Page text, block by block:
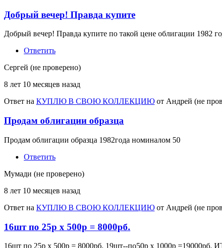
Добрый вечер! Правда купите
Добрый вечер! Правда купите по такой цене облигации 1982
Ответить
Сергей (не проверено)
8 лет 10 месяцев назад
Ответ на КУПЛЮ В СВОЮ КОЛЛЕКЦИЮ от Андрей (не
Продам облигации образца
Продам облигации образца 1982года номиналом 50
Ответить
Мумади (не проверено)
8 лет 10 месяцев назад
Ответ на КУПЛЮ В СВОЮ КОЛЛЕКЦИЮ от Андрей (не
16шт по 25р х 500р = 8000рб.
16шт по 25р х 500р = 8000рб. 19шт--по50р х 1000р =19000рб.